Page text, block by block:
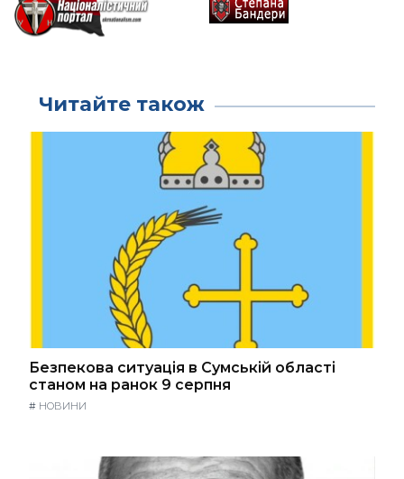
Читайте також
Безпекова ситуація в Сумській області
станом на ранок 9 серпня
# НОВИНИ